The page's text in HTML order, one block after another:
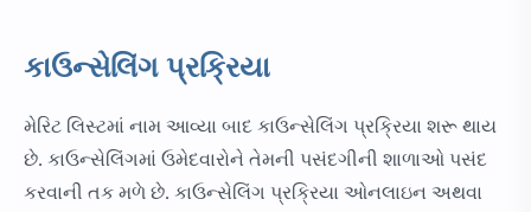
કાઉન્સેલિંગ પ્રક્રિયા
મેરિટ લિસ્ટમાં નામ આવ્યા બાદ કાઉન્સેલિંગ પ્રક્રિયા શરૂ થાય
છે. કાઉન્સેલિંગમાં ઉમેદવારોને તેમની પસંદગીની શાળાઓ પસંદ
કરવાની તક મળે છે. કાઉન્સેલિંગ પ્રક્રિયા ઓનલાઇન અથવા